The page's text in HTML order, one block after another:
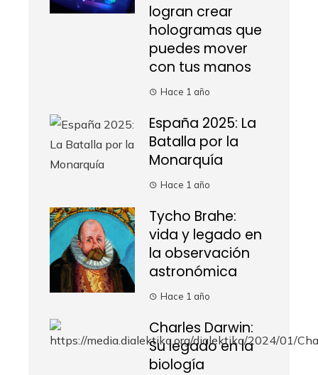
logran crear
hologramas que
puedes mover
con tus manos
Hace 1 año
España 2025: La
Batalla por la
Monarquía
Hace 1 año
Tycho Brahe:
vida y legado en
la observación
astronómica
Hace 1 año
Charles Darwin:
Su legado en la
biología